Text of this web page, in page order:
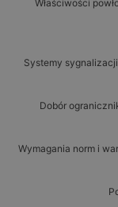
Właściwości
Systemy
Dobór
Wymagania norm i